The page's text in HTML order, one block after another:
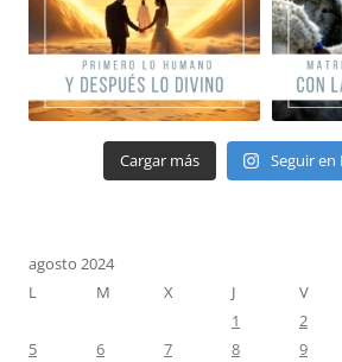
Cargar más Seguir
agosto 2024
L
M X J V
1
2
5
6 7 8 9